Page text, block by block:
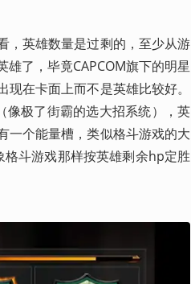
，英雄数量是过剩的，至少从游
了，毕竟CAPCOM旗下的明星
在卡面上而不是英雄比较好。
像极了街霸的选大招系统），英
一个能量槽，类似格斗游戏的大
斗游戏那样按英雄剩余hp定胜